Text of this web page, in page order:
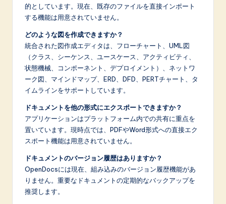
的としています。現在、既存のファイルを直接インポート
する機能は用意されていません。
どのような図を作成できますか？
統合された図作成エディタは、フローチャート、UML図
（クラス、シーケンス、ユースケース、アクティビティ、
状態機械、コンポーネント、デプロイメント）、ネットワ
ーク図、マインドマップ、ERD、DFD、PERTチャート、タ
イムラインをサポートしています。
ドキュメントを他の形式にエクスポートできますか？
アプリケーションはプラットフォーム内での共有に重点を
置いています。現時点では、PDFやWord形式への直接エク
スポート機能は用意されていません。
ドキュメントのバージョン履歴はありますか？
OpenDocsには現在、組み込みのバージョン履歴機能があ
りません。重要なドキュメントの定期的なバックアップを
推奨します。